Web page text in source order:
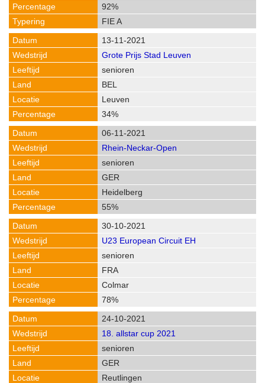
92%
FIE A
13-11-2021
Grote Prijs Stad Leuven
senioren
BEL
Leuven
34%
06-11-2021
Rhein-Neckar-Open
senioren
GER
Heidelberg
55%
30-10-2021
U23 European Circuit EH
senioren
FRA
Colmar
78%
24-10-2021
18. allstar cup 2021
senioren
GER
Reutlingen